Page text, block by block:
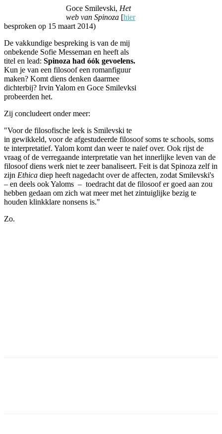
Goce Smilevski, Het
web van Spinoza [hier
besproken op 15 maart 2014)
De vakkundige bespreking is van de mij
onbekende Sofie Messeman en heeft als
titel en lead: Spinoza had óók gevoelens.
Kun je van een filosoof een romanfiguur
maken? Komt diens denken daarmee
dichterbij? Irvin Yalom en Goce Smilevksi
probeerden het.
Zij concludeert onder meer:
"Voor de filosofische leek is Smilevski te
in gewikkeld, voor de afgestudeerde filosoof soms te schools, soms
te interpretatief. Yalom komt dan weer te naïef over. Ook rijst de
vraag of de verregaande interpretatie van het innerlijke leven van de
filosoof diens werk niet te zeer banaliseert. Feit is dat Spinoza zelf in
zijn Ethica diep heeft nagedacht over de affecten, zodat Smilevski's
– en deels ook Yaloms – toedracht dat de filosoof er goed aan zou
hebben gedaan om zich wat meer met het zintuiglijke bezig te
houden klinkklare nonsens is."
Zo.